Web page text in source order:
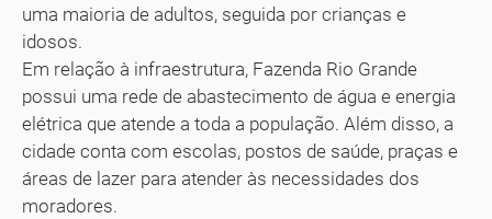
uma maioria de adultos, seguida por crianças e
idosos.
Em relação à infraestrutura, Fazenda Rio Grande
possui uma rede de abastecimento de água e energia
elétrica que atende a toda a população. Além disso, a
cidade conta com escolas, postos de saúde, praças e
áreas de lazer para atender às necessidades dos
moradores.